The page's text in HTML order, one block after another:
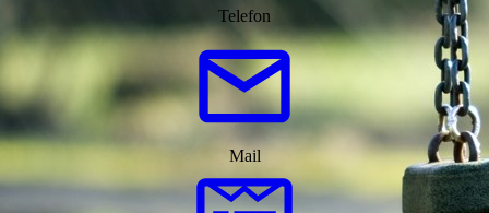
Telefon
Mail